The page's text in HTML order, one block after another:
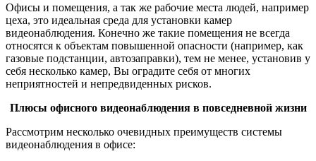
Офисы и помещения, а так же рабочие места людей, например
цеха, это идеальная среда для установки камер
видеонаблюдения. Конечно же такие помещения не всегда
относятся к объектам повышенной опасности (например, как
газовые подстанции, автозаправки), тем не менее, установив у
себя несколько камер, Вы оградите себя от многих
неприятностей и непредвиденных рисков.
Плюсы офисного видеонаблюдения в повседневной жизни
Рассмотрим несколько очевидных преимуществ системы
видеонаблюдения в офисе: